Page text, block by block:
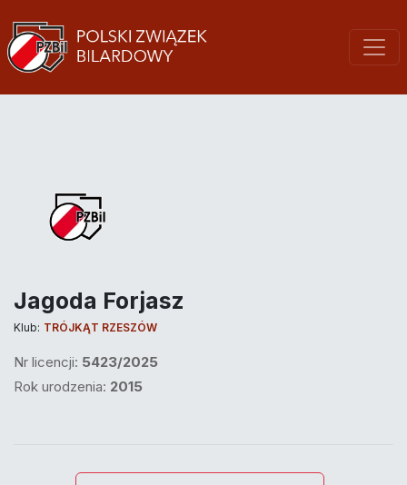
Jagoda Forjasz
Klub: TRÓJKĄT RZESZÓW
Nr licencji: 5423/2025
Rok urodzenia: 2015